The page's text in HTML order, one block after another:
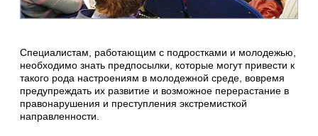
Специалистам, работающим с подростками и молодежью,
необходимо знать предпосылки, которые могут привести к
такого рода настроениям в молодежной среде, вовремя
предупреждать их развитие и возможное перерастание в
правонарушения и преступления экстремисткой
направленности.